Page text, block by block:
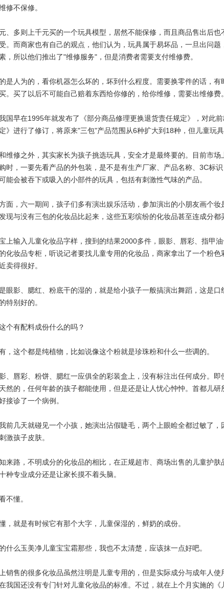
不保修。
多则上千元买的一个玩具模型，居然不能保修，而且商品售出后也
。而商家也有自己的观点，他们认为，玩具属于易坏品，一旦出问题
，所以他们推出了"维修服务"，但是消费者需要支付维修费。
人为的，看你机器怎么坏的，坏到什么程度。需要换零件的话，有
。买了以后不可能自己赔着东西给你修的，给你维修，需要出维修费。
早在1995年就发布了《部分商品修理更换退货责任规定》，对此前
》进行了修订，将原来"三包"产品范围从6种扩大到18种，但儿童玩具
修之外，其实家长为孩子挑选玩具，安全才是最终要的。目前市场
时，一要先看产品的外包装，是不是有生产厂家、产品名称、3C标识
能会被吞下或吸入的小部件的玩具，包括有刺激性气味的产品。
，六一期间，孩子们多有演出娱乐活动，参加演出的小朋友画个妆
现与没有三包的化妆品比起来，这些五彩缤纷的化妆品甚至连成分都
输入儿童化妆品字样，搜到的结果2000多件，眼影、唇彩、指甲油
化妆品专柜，听说记者要找儿童专用的化妆品，商家拿出了一个粉色
卖得很好。
影、腮红、粉底干的湿的，就是给小孩子一般搞演出舞蹈，这是口
特别好的。
有配料成份什么的吗？
这个都是纯植物，比如说像这个粉就是珍珠粉和什么一些调的。
唇彩、粉饼、腮红一应俱全的彩装盒上，没有标注出任何成分。即
然的，任何年龄的孩子都能使用，但是还是让人忧心忡忡。首都儿研
接诊了一个病例。
几天就碰见一个小孩，她演出沾假睫毛，两个上眼睑全都过敏了，
激孩子皮肤。
路，不明成分的化妆品的相比，在正规超市、商场出售的儿童护肤
种专业成分还是让家长摸不着头脑。
懂。
就是有时候它有那个大字，儿童保湿的，鲜奶的成份。
么玉美净儿童宝宝霜那些，我也不太清楚，应该抹一点好吧。
售的很多化妆品虽然注明是儿童专用的，但是实际成分与成年人使
我国还没有专门针对儿童化妆品的标准。不过，就在上个月实施的《